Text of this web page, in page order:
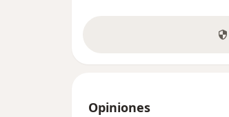
Opiniones